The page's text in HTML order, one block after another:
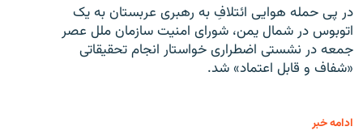
در پی حمله هوایی ائتلافِ به رهبری عربستان به یک
اتوبوس در شمال یمن، شورای امنیت سازمان ملل عصر
جمعه در نشستی اضطراری خواستار انجام تحقیقاتی
«شفاف و قابل اعتماد» شد.
ادامه خبر